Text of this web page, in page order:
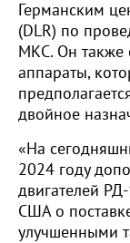
Германским
(DLR) по
МКС. Он также
аппараты,
двойное
«На
2024 году
двигателей
США о
улучшенными